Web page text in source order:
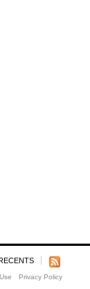
Privacy Policy